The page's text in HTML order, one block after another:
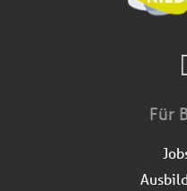
Für